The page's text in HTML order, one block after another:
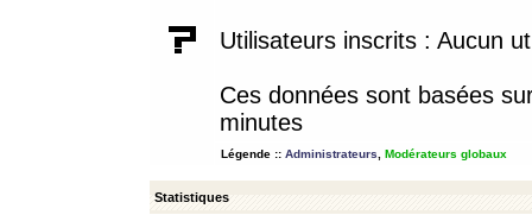
Utilisateurs inscrits : Aucun
Ces données sont basées
minutes
Légende :: Administrateurs Modérateurs globaux
Statistiques